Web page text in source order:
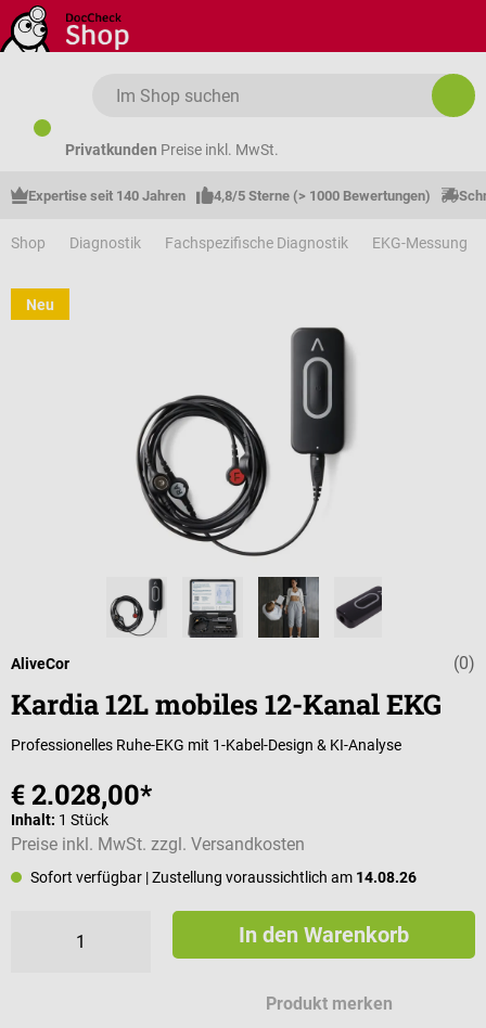
Zum Hauptinhalt springen
Privatkunden Preise inkl. MwSt.
Expertise seit 140 Jahren 4,8/5 Sterne (> 1000 Bewertungen)
Shop Diagnostik Fachspezifische Diagnostik EKG-Messung
Neu
(0)
AliveCor
Kardia 12L mobiles 12-Kanal EKG
Professionelles Ruhe-EKG mit 1-Kabel-Design & KI-Analyse
€ 2.028,00*
Inhalt: 1 Stück
Preise inkl. MwSt. zzgl. Versandkosten
Sofort verfügbar | Zustellung voraussichtlich am 14.08.26
In den Warenkorb
Produkt merken